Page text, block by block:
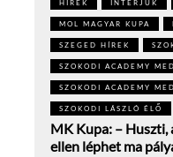
HÍREK INTERJÚK
MOL MAGYAR KUPA
SZEGED HÍREK
SZOKODI ACADEMY
SZOKODI ACADEMY
SZOKODI LÁSZLÓ ÉLŐ
MK Kupa: – Huszti,
ellen léphet ma